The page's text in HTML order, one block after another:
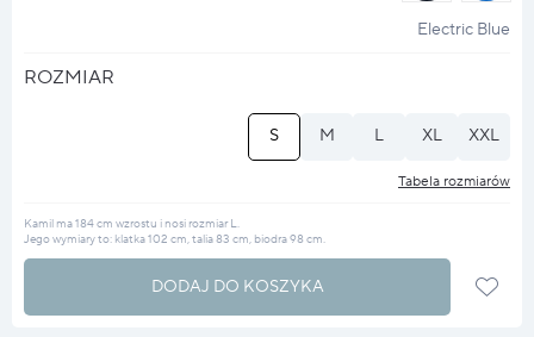
Electric Blue
ROZMIAR
XXL
XL
L
M
S
Tabela rozmiarów
Kamil ma 184 cm wzrostu i nosi rozmiar L.
Jego wymiary to: klatka 102 cm, talia 83 cm, biodra 98 cm.
DODAJ DO KOSZYKA